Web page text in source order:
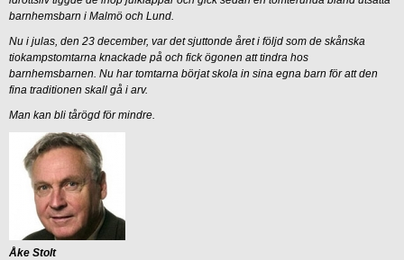
barnhemsbarn i Malmö och Lund.
Nu i julas, den 23 december, var det sjuttonde året i följd som de skånska
tiokampstomtarna knackade på och fick ögonen att tindra hos
barnhemsbarnen. Nu har tomtarna börjat skola in sina egna barn för att den
fina traditionen skall gå i arv.
Man kan bli tårögd för mindre.
Åke Stolt